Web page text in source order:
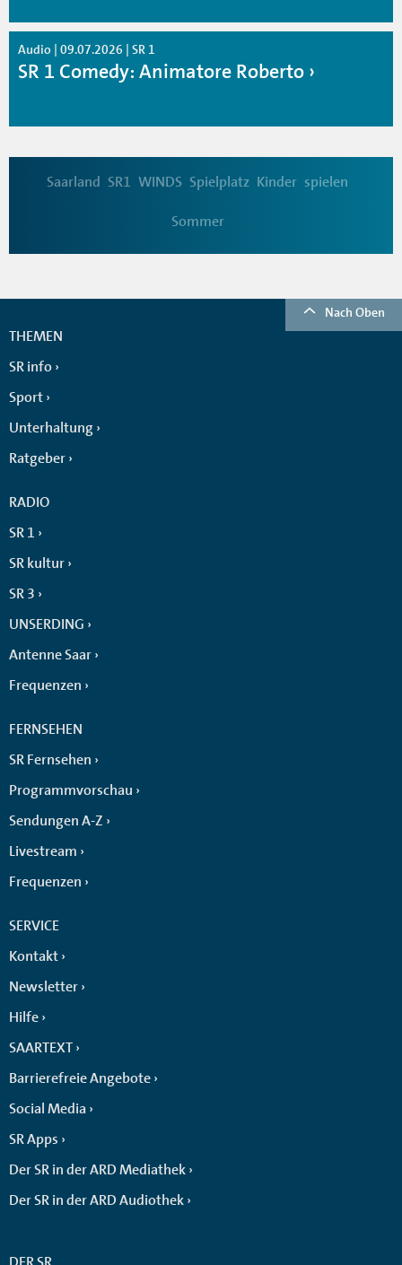
Audio | 09.07.2026 | SR 1
SR 1 Comedy: Animatore Roberto
Saarland SR1 WINDS Spielplatz Kinder spielen
Sommer
Nach Oben
THEMEN
SR info
Sport
Unterhaltung
Ratgeber
RADIO
SR 1
SR kultur
SR 3
UNSERDING
Antenne Saar
Frequenzen
FERNSEHEN
SR Fernsehen
Programmvorschau
Sendungen A-Z
Livestream
Frequenzen
SERVICE
Kontakt
Newsletter
Hilfe
SAARTEXT
Barrierefreie Angebote
Social Media
SR Apps
Der SR in der ARD Mediathek
Der SR in der ARD Audiothek